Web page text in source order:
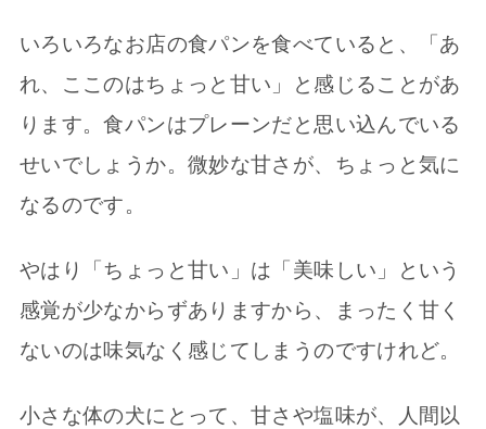
いろいろなお店の食パンを食べていると、「あ
れ、ここのはちょっと甘い」と感じることがあ
ります。食パンはプレーンだと思い込んでいる
せいでしょうか。微妙な甘さが、ちょっと気に
なるのです。
やはり「ちょっと甘い」は「美味しい」という
感覚が少なからずありますから、まったく甘く
ないのは味気なく感じてしまうのですけれど。
小さな体の犬にとって、甘さや塩味が、人間以